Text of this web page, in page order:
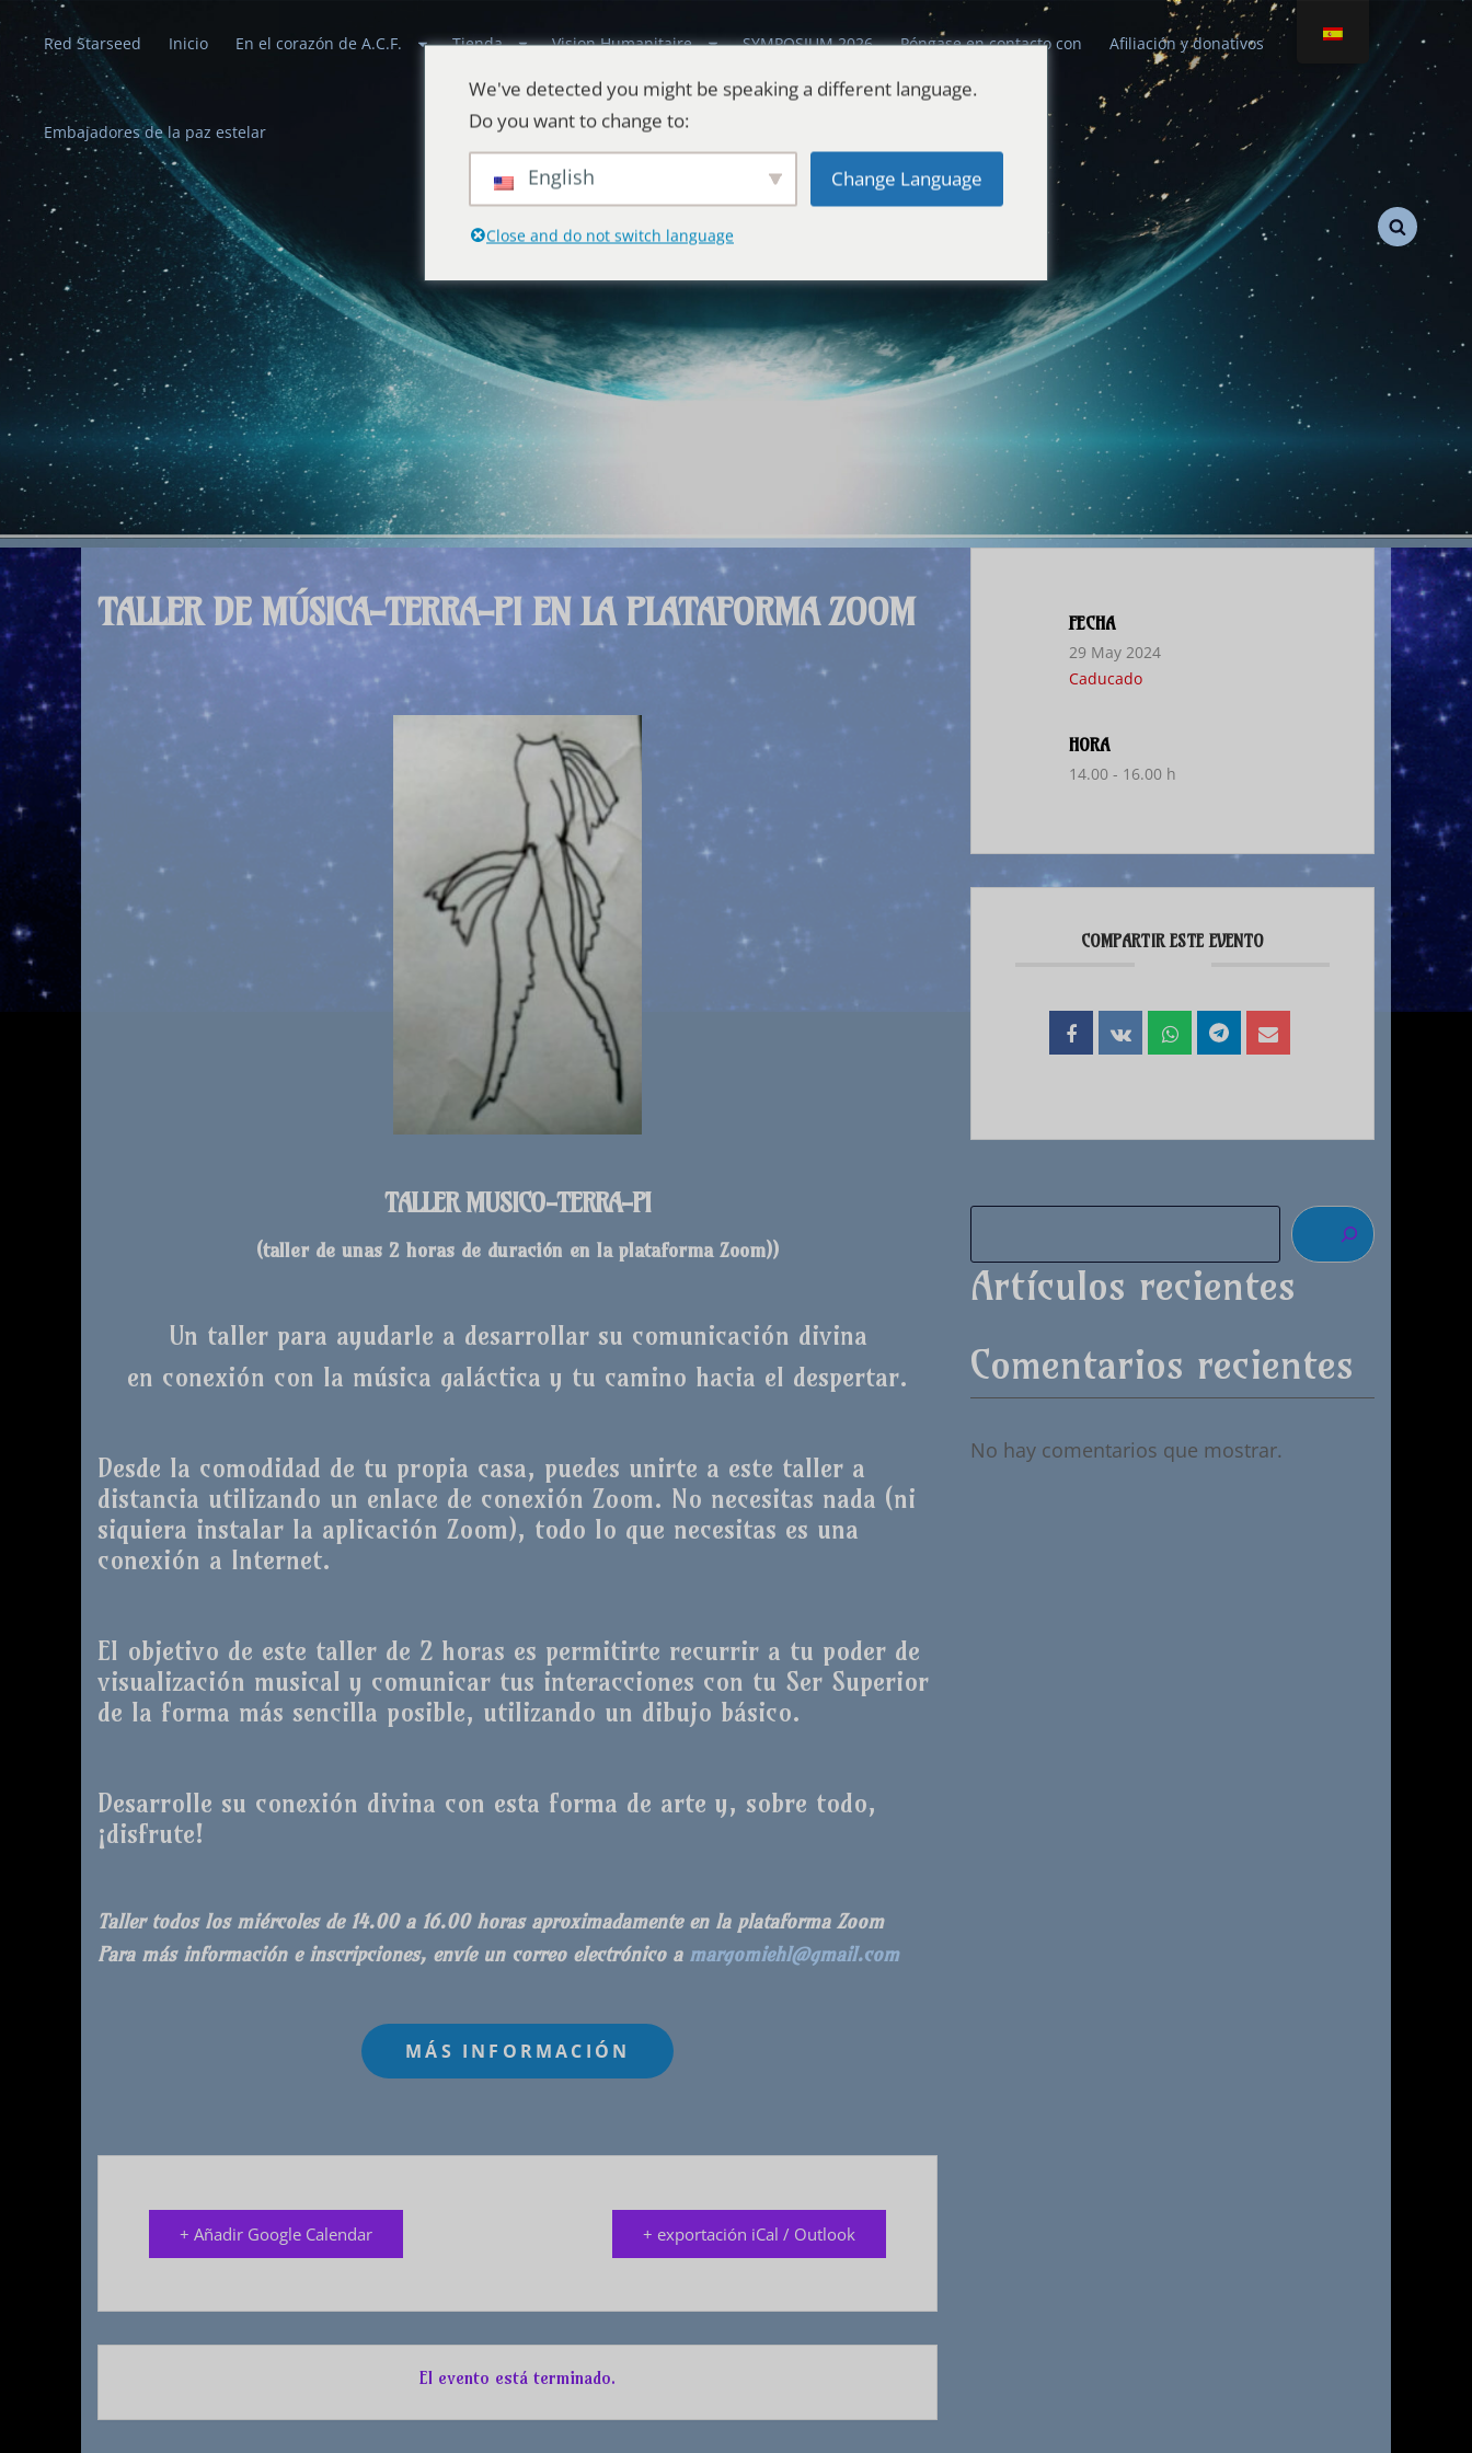
Red Starseed Inicio En el corazón de A.C.F. Tienda Vision Humanitaire SYMPOSIUM 2026 Póngase en contacto con Afiliación y donativos
Embajadores de la paz estelar
Alianzas celestiales
Que la paz reine en la Tierra y en el Universo
TALLER DE MÚSICA-TERRA-PI EN LA PLATAFORMA ZOOM
TALLER MUSICO-TERRA-PI
(taller de unas 2 horas de duración en la plataforma Zoom))
Un taller para ayudarle a desarrollar su comunicación divina
en conexión con la música galáctica y tu camino hacia el despertar.
Desde la comodidad de tu propia casa, puedes unirte a este taller a
distancia utilizando un enlace de conexión Zoom. No necesitas nada (ni
siquiera instalar la aplicación Zoom), todo lo que necesitas es una
conexión a Internet.
El objetivo de este taller de 2 horas es permitirte recurrir a tu poder de
visualización musical y comunicar tus interacciones con tu Ser Superior
de la forma más sencilla posible, utilizando un dibujo básico.
Desarrolle su conexión divina con esta forma de arte y, sobre todo,
¡disfrute!
Taller todos los miércoles de 14.00 a 16.00 horas aproximadamente en la plataforma Zoom
Para más información e inscripciones, envíe un correo electrónico a margomiehl@gmail.com
+ Añadir Google Calendar + exportación iCal / Outlook
El evento está terminado.
FECHA
29 May 2024
Caducado
HORA
14.00 - 16.00 h
COMPARTIR ESTE EVENTO
Artículos recientes
Comentarios recientes
No hay comentarios que mostrar.
We've detected you might be speaking a different language.
Do you want to change to:
English Change Language
Close and do not switch language